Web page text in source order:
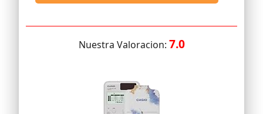
Nuestra Valoracion: 7.0